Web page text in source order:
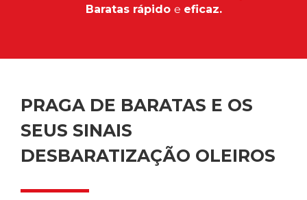
Baratas rápido e eficaz.
PRAGA DE BARATAS E OS
SEUS SINAIS
DESBARATIZAÇÃO OLEIROS